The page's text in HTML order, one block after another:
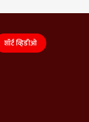
शॉर्ट व्हिडीओ